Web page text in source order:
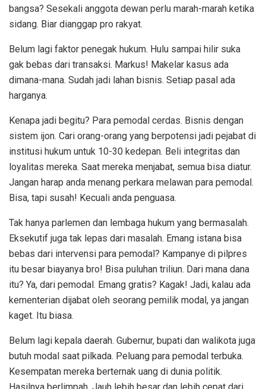
bangsa? Sesekali anggota dewan perlu marah-marah ketika
sidang. Biar dianggap pro rakyat.
Belum lagi faktor penegak hukum. Hulu sampai hilir suka
gak bebas dari transaksi. Markus! Makelar kasus ada
dimana-mana. Sudah jadi lahan bisnis. Setiap pasal ada
harganya.
Kenapa jadi begitu? Para pemodal cerdas. Bisnis dengan
sistem ijon. Cari orang-orang yang berpotensi jadi pejabat di
institusi hukum untuk 10-30 kedepan. Beli integritas dan
loyalitas mereka. Saat mereka menjabat, semua bisa diatur.
Jangan harap anda menang perkara melawan para pemodal.
Bisa, tapi susah! Kecuali anda penguasa.
Tak hanya parlemen dan lembaga hukum yang bermasalah.
Eksekutif juga tak lepas dari masalah. Emang istana bisa
bebas dari intervensi para pemodal? Kampanye di pilpres
itu besar biayanya bro! Bisa puluhan triliun. Dari mana dana
itu? Ya, dari pemodal. Emang gratis? Kagak! Jadi, kalau ada
kementerian dijabat oleh seorang pemilik modal, ya jangan
kaget. Itu biasa.
Belum lagi kepala daerah. Gubernur, bupati dan walikota juga
butuh modal saat pilkada. Peluang para pemodal terbuka.
Kesempatan mereka berternak uang di dunia politik.